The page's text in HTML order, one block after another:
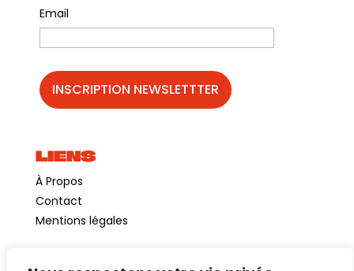
Email
LIENS
À Propos
Contact
Mentions légales